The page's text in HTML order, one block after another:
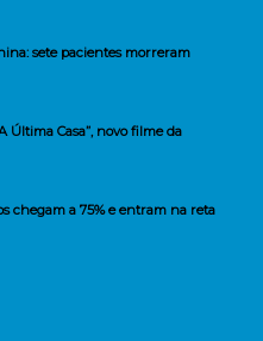
sete pacientes morreram
Última Casa”, novo filme da
chegam a 75% e entram na reta